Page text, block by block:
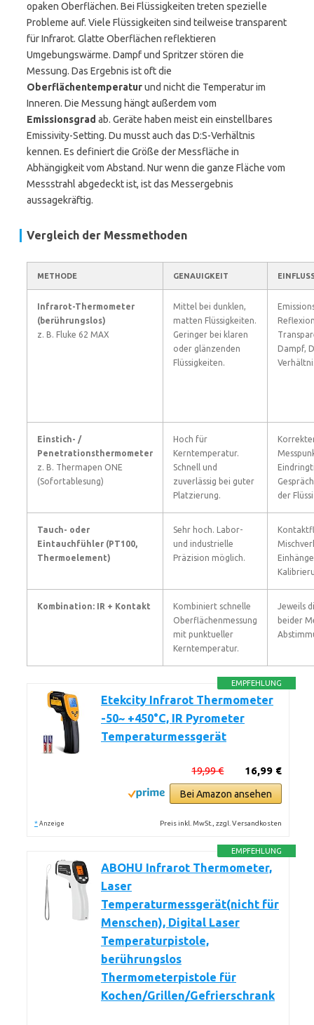
opaken Oberflächen. Bei Flüssigkeiten treten spezielle
Probleme auf. Viele Flüssigkeiten sind teilweise transparent
für Infrarot. Glatte Oberflächen reflektieren
Umgebungswärme. Dampf und Spritzer stören die
Messung. Das Ergebnis ist oft die
Oberflächentemperaturund nicht die Temperatur im
Inneren. Die Messung hängt außerdem vom
Emissionsgrad ab. Geräte haben meist ein einstellbares
Emissivity-Setting. Du musst auch das D:S-Verhältnis
kennen. Es definiert die Größe der Messfläche in
Abhängigkeit vom Abstand. Nur wenn die ganze Fläche vom
Messstrahl abgedeckt ist, ist das Messergebnis
aussagekräftig.
Vergleich der Messmethoden
METHODE GENAUIGKEIT
Infrarot-Thermometer
(berührungslos)
z. B. Fluke 62 MAX
Mittel bei dunklen,
matten Flüssigkeiten.
Geringer bei klaren
oder glänzenden
Flüssigkeiten.
Dampf,
Einstich- /
Penetrationsthermometer
z. B. Thermapen ONE
(Sofortablesung)
Hoch für
Kerntemperatur.
Schnell und
zuverlässig bei guter
Platzierung.
der
Tauch- oder
Eintauchfühler (PT100,
Thermoelement)
Sehr hoch. Labor-
und industrielle
Präzision möglich.
Kombination: IR + Kontakt
Kombiniert schnelle
Oberflächenmessung
mit punktueller
Kerntemperatur.
Jeweils
beider
EMPFEHLUNG
Etekcity Infrarot Thermometer
-50~ +450°C, IR Pyrometer
Temperaturmessgerät
16,99 €
19,99 €
Bei Amazon ansehen
* Anzeige Preis inkl. MwSt., zzgl. Versandkosten
EMPFEHLUNG
ABOHU Infrarot Thermometer,
Laser
Temperaturmessgerät(nicht für
Menschen), Digital Laser
Temperaturpistole,
berührungslos
Thermometerpistole für
Kochen/Grillen/Gefrierschrank